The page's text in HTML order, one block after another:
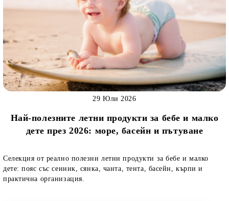
Най-полезните летни продукти за бебе и малко
дете през 2026: море, басейн и пътуване
29 Юли 2026
Селекция от реално полезни летни продукти за бебе и малко
дете: пояс със сенник, сянка, чанта, тента, басейн, кърпи и
практична организация.